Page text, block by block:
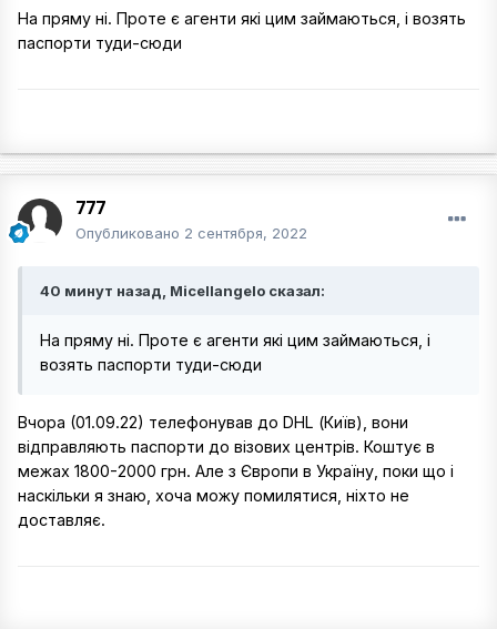
На пряму ні. Проте є агенти які цим займаються, і возять
паспорти туди-сюди
777
Опубликовано 2 сентября, 2022
40 минут назад, Micellangelo сказал:
На пряму ні. Проте є агенти які цим займаються, і
возять паспорти туди-сюди
Вчора (01.09.22) телефонував до DHL (Київ), вони
відправляють паспорти до візових центрів. Коштує в
межах 1800-2000 грн. Але з Європи в Україну, поки що і
наскільки я знаю, хоча можу помилятися, ніхто не
доставляє.